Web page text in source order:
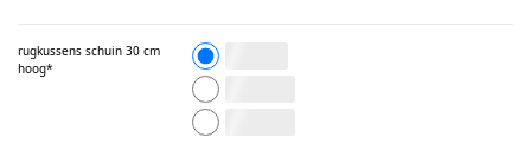
rugkussens schuin 30 cm
hoog